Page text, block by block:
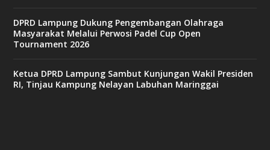
DPRD Lampung Dukung Pengembangan Olahraga
Masyarakat Melalui Perwosi Padel Cup Open
Tournament 2026
Ketua DPRD Lampung Sambut Kunjungan Wakil Presiden
RI, Tinjau Kampung Nelayan Labuhan Maringgai